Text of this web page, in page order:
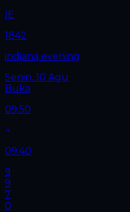
IE
1842
indiana evening
Senin, 10 Agu
Buka
09.50
09.40
9
9
7
0